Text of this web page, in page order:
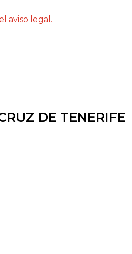
aviso legal .
DE TENERIFE